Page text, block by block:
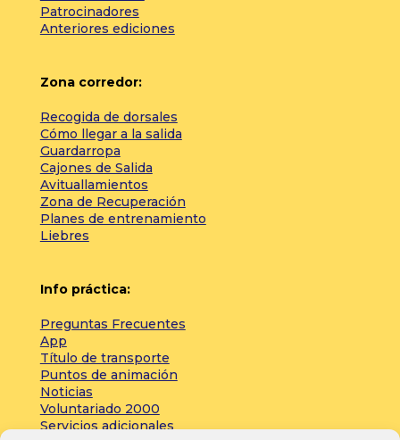
Patrocinadores
Anteriores ediciones
Zona corredor:
Recogida de dorsales
Cómo llegar a la salida
Guardarropa
Cajones de Salida
Avituallamientos
Zona de Recuperación
Planes de entrenamiento
Liebres
Info práctica:
Preguntas Frecuentes
App
Título de transporte
Puntos de animación
Noticias
Voluntariado 2000
Servicios adicionales